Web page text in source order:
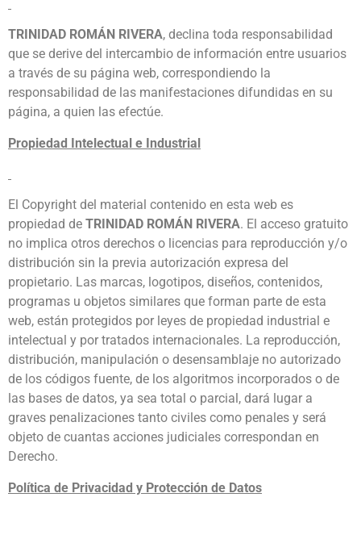
TRINIDAD ROMÁN RIVERA, declina toda responsabilidad
que se derive del intercambio de información entre usuarios
a través de su página web, correspondiendo la
responsabilidad de las manifestaciones difundidas en su
página, a quien las efectúe.
Propiedad Intelectual e Industrial
El Copyright del material contenido en esta web es
propiedad de TRINIDAD ROMÁN RIVERA. El acceso gratuito
no implica otros derechos o licencias para reproducción y/o
distribución sin la previa autorización expresa del
propietario. Las marcas, logotipos, diseños, contenidos,
programas u objetos similares que forman parte de esta
web, están protegidos por leyes de propiedad industrial e
intelectual y por tratados internacionales. La reproducción,
distribución, manipulación o desensamblaje no autorizado
de los códigos fuente, de los algoritmos incorporados o de
las bases de datos, ya sea total o parcial, dará lugar a
graves penalizaciones tanto civiles como penales y será
objeto de cuantas acciones judiciales correspondan en
Derecho.
Política de Privacidad y Protección de Datos